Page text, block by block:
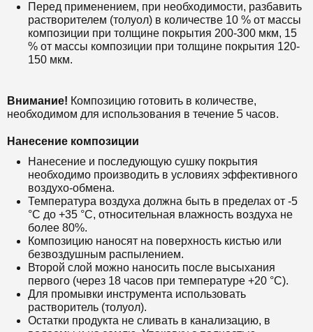
Перед применением, при необходимости, разбавить
растворителем (толуол) в количестве 10 % от массы
композиции при толщине покрытия 200-300 мкм, 15
% от массы композиции при толщине покрытия 120-
150 мкм.
Внимание! Композицию готовить в количестве,
необходимом для использования в течение 5 часов.
Нанесение композиции
Нанесение и последующую сушку покрытия
необходимо производить в условиях эффективного
воздухо-обмена.
Температура воздуха должна быть в пределах от -5
°С до +35 °С, относительная влажность воздуха не
более 80%.
Композицию наносят на поверхность кистью или
безвоздушным распылением.
Второй слой можно наносить после высыхания
первого (через 18 часов при температуре +20 °С).
Для промывки инструмента использовать
растворитель (толуол).
Остатки продукта не сливать в канализацию, в